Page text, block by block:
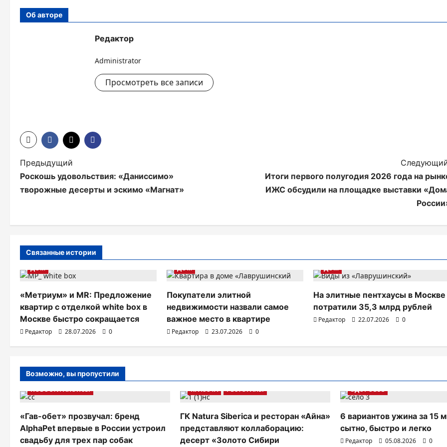
Об авторе
Редактор
Administrator
Просмотреть все записи
Н
а
а
ц
и
я
п
о
а
п
и
с
Предыдущий
Роскошь удовольствия: «Даниссимо»
творожные десерты и эскимо «Магнат»
Итоги первого полугодия 2026 года на
ИЖС обсудили на площадке выставки
Связанные истории
ДОМ
«Метриум» и MR: Предложение
квартир с отделкой white box в
Москве быстро сокращается
Редактор 28.07.2026 0
ДОМ
Покупатели элитной
недвижимости назвали самое
важное место в квартире
Редактор 23.07.2026 0
ДОМ
На элитные пентхаусы в Москве
потратили 35,3 млрд рублей
Редактор 22.07.2026 0
Возможно, вы пропустили
НОВОСТИ АНОНСЫ
«Гав-обет» прозвучал: бренд
AlphaPet впервые в России устроил
свадьбу для трех пар собак
КРАСОТА РЕСТОРАНЫ
ГК Natura Siberica и ресторан «Айна»
представляют коллаборацию:
десерт «Золото Сибири
ЗДОРОВЬЕ
6 вариантов ужина за 15
сытно, быстро и легко
Редактор 05.08.2026 0